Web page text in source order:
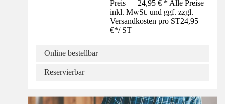
Preis — 24,95 € * Alle Preise
inkl. MwSt. und ggf. zzgl.
Versandkosten pro ST24,95
€*/ ST
Online bestellbar
Reservierbar